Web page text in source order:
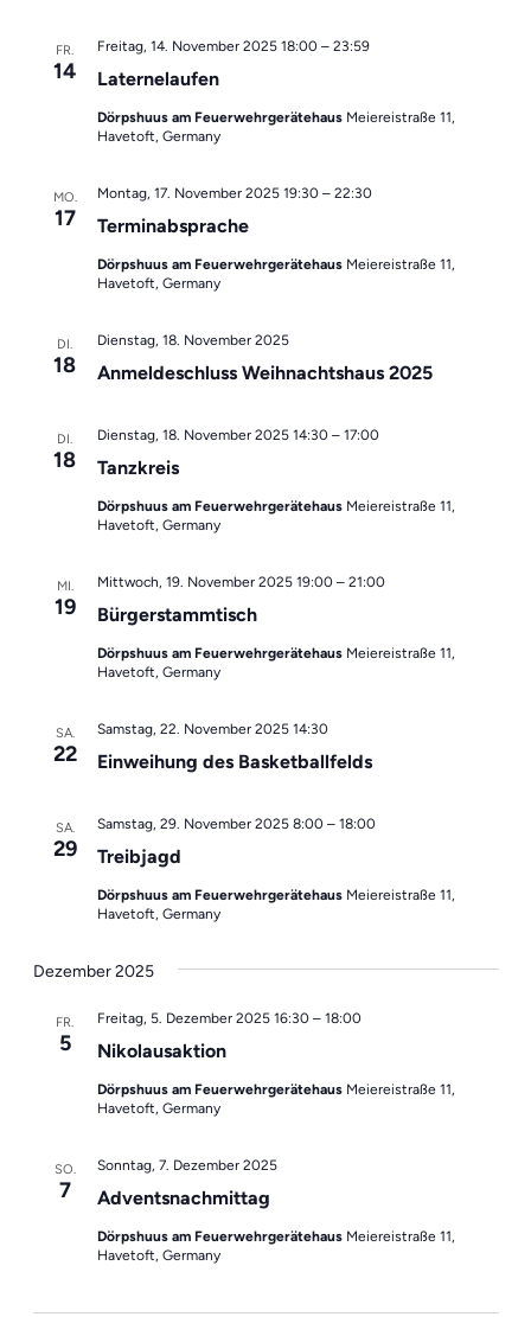
FR.
14 Laternelaufen
Freitag, 14. November 2025 18:00– 23:59
Dörpshuus am Feuerwehrgerätehaus Meiereistraße 11,
Havetoft, Germany
MO.
17 Terminabsprache
Montag, 17. November 2025 19:30– 22:30
Dörpshuus am Feuerwehrgerätehaus Meiereistraße 11,
Havetoft, Germany
DI.
18 Anmeldeschluss Weihnachtshaus 2025
Dienstag, 18. November 2025
DI.
18 Tanzkreis
Dienstag, 18. November 2025 14:30– 17:00
Dörpshuus am Feuerwehrgerätehaus Meiereistraße 11,
Havetoft, Germany
MI.
19 Bürgerstammtisch
Mittwoch, 19. November 2025 19:00– 21:00
Dörpshuus am Feuerwehrgerätehaus Meiereistraße 11,
Havetoft, Germany
SA.
22 Einweihung des Basketballfelds
Samstag, 22. November 2025 14:30
SA.
29 Treibjagd
Samstag, 29. November 2025 8:00– 18:00
Dörpshuus am Feuerwehrgerätehaus Meiereistraße 11,
Havetoft, Germany
Dezember 2025
FR.
5 Nikolausaktion
Freitag, 5. Dezember 2025 16:30– 18:00
Dörpshuus am Feuerwehrgerätehaus Meiereistraße 11,
Havetoft, Germany
SO.
7 Adventsnachmittag
Sonntag, 7. Dezember 2025
Dörpshuus am Feuerwehrgerätehaus Meiereistraße 11,
Havetoft, Germany